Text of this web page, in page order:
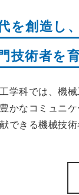
を創造し
技術者を
学科では、機
かなコミュニ
できる機械技術